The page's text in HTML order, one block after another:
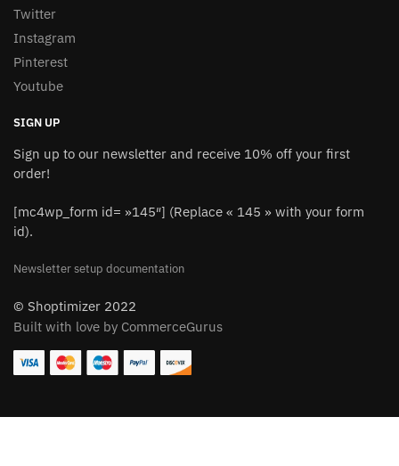
Twitter
Instagram
Pinterest
Youtube
SIGN UP
Sign up to our newsletter and receive 10% off your first
order!
[mc4wp_form id= »145″] (Replace « 145 » with your form
id).
Newsletter setup documentation
© Shoptimizer 2022
Built with love by CommerceGurus